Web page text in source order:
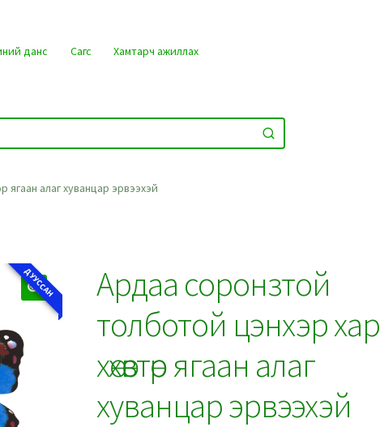
данс Сагс Хамтарч ажиллах
алаг хуванцар эрвээхэй
ДУУССАН
Ардаа соронзтой
толботой цэнхэр хар
хөхөвтөр ягаан алаг
хуванцар эрвээхэй